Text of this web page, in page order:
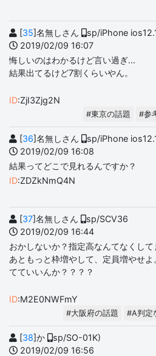
[35]名無しさん
sp/iPhone
2019/02/09 16:07
悔しいのはわかるけど言い過ぎ…
結果出てるけど7割くらいやん。
ID:ZjI3Zjg2N
#東京の話題 #参
[36]名無しさん
sp/iPhone
2019/02/09 16:08
結果ってどこで見れるんですか？
ID:ZDZkNmQ4N
[37]名無しさん
sp/SCV36
2019/02/09 16:44
おかしないか？指定高なんてなくして
あともっと枠増やして、定員増やせ
てていいんか？？？？
ID:M2E0NWFmY
#大阪府の話題 #A判定
[38]か
sp/SO-01K)
2019/02/09 16:56